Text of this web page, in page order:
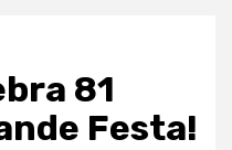
81
Festa!